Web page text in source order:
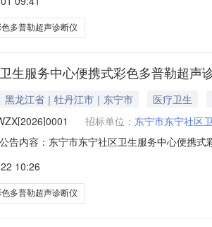
多普勒超声诊断仪
生服务中心便携式彩色多普勒超声
黑龙江省｜牡丹江市｜东宁市
医疗卫生
招标单位： 东宁市东宁社区
告内容：东宁市东宁社区卫生服务中心便携
10:26
多普勒超声诊断仪